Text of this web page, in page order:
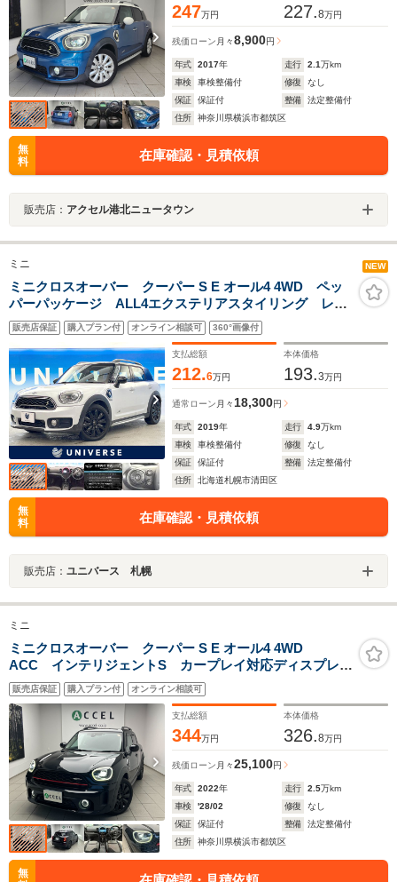
247万円 227.8万円
残価ローン 月々8,900円
年式 2017年 走行 2.1万km
車検
車検整備付 修復
なし
保証
保証付 整備
法定整備付
住所
神奈川県横浜市都筑区
無
料
在庫確認・見積依頼
販売店： アクセル港北ニュータウン
ミニ NEW
ミニクロスオーバー クーパー S E オール4 4WD ペッ
パーパッケージ ALL4エクステリアスタイリング レー
ダークルーズコントロール インテリジェントセーフテ
ィ バックカメラ シートヒーター 電動リアゲート
パークアシスト ミラー内蔵型ETC
販売店保証 購入プラン付 オンライン相談可 360°画像付
支払総額
212.6万円
本体価格
193.3万円
通常ローン 月々 18,300円
年式 2019年 走行 4.9万km
車検
車検整備付 修復
なし
保証
保証付 整備
法定整備付
住所
北海道札幌市清田区
無
料
在庫確認・見積依頼
販売店： ユニバース 札幌
ミニ
ミニクロスオーバー クーパー S E オール4 4WD
ACC インテリジェントS カープレイ対応ディスプレイ
Bカメ ハーフレザーシート シートヒーター 電動テー
ルゲート 18インチアルミ ルーフレール 後期型液晶
メーター スマートキー ユニオンテール PHV
販売店保証 購入プラン付 オンライン相談可
支払総額
344万円
本体価格
326.8万円
残価ローン 月々25,100円
年式 2022年 走行 2.5万km
車検
'28/02 修復
なし
保証
保証付 整備
法定整備付
住所
神奈川県横浜市都筑区
無